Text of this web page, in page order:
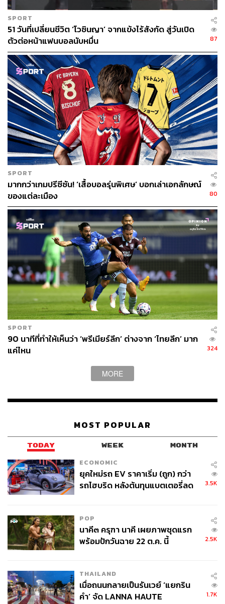
SPORT
51 วันที่เปลี่ยนชีวิต ‘โวซินญา’ จากแข้งไร้สังกัด สู่วันเปิด
ตัวต่อหน้าแฟนบอลนับหมื่น
87
SPORT
มากกว่าเกมปรีซีซัน! ‘เสื้อบอลรุ่นพิเศษ’ บอกเล่าเอกลักษณ์
ของแต่ละเมือง
80
SPORT
90 นาทีที่ทำให้เห็นว่า ‘พรีเมียร์ลีก’ ต่างจาก ‘ไทยลีก’ มาก
แค่ไหน
324
MORE
MOST POPULAR
TODAY WEEK MONTH
ECONOMIC
ยุคใหม่รถ EV ราคาเริ่ม (ถูก) กว่า
รถไฮบริด หลังต้นทุนแบตเตอรี่ลด
3.5K
POP
นาคี๓ ครุฑา นาคี เผยภาพชุดแรก
พร้อมปักวันฉาย 22 ต.ค. นี้
2.5K
THAILAND
เมื่อถนนกลายเป็นรันเวย์ ‘แยกริน
คำ’ จัด LANNA HAUTE
1.7K